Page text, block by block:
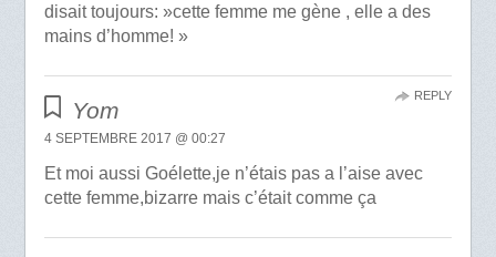
disait toujours: »cette femme me gène , elle a des
mains d’homme! »
Yom
4 SEPTEMBRE 2017 @ 00:27
Et moi aussi Goélette,je n’étais pas a l’aise avec
cette femme,bizarre mais c’était comme ça
REPLY